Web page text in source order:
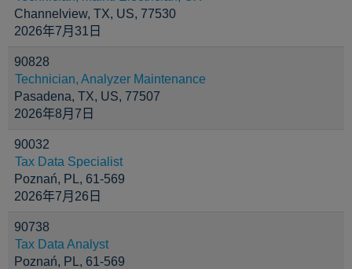
Channelview, TX, US, 77530
2026年7月31日
90828
Technician, Analyzer Maintenance
Pasadena, TX, US, 77507
2026年8月7日
90032
Tax Data Specialist
Poznań, PL, 61-569
2026年7月26日
90738
Tax Data Analyst
Poznań, PL, 61-569